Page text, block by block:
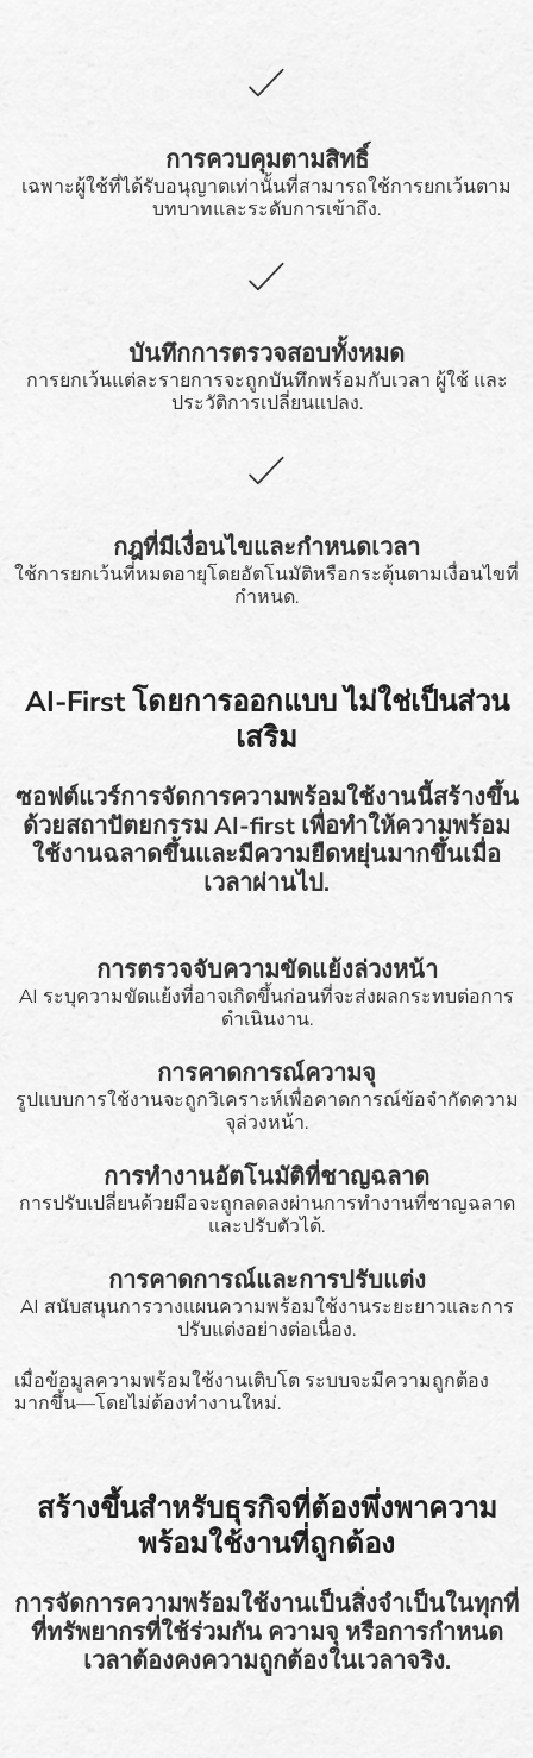
การควบคุมตามสิทธิ์
เฉพาะผู้ใช้ที่ได้รับอนุญาตเท่านั้นที่สามารถใช้การยกเว้นตาม
บทบาทและระดับการเข้าถึง.
บันทึกการตรวจสอบทั้งหมด
การยกเว้นแต่ละรายการจะถูกบันทึกพร้อมกับเวลา ผู้ใช้ และ
ประวัติการเปลี่ยนแปลง.
กฎที่มีเงื่อนไขและกำหนดเวลา
ใช้การยกเว้นที่หมดอายุโดยอัตโนมัติหรือกระตุ้นตามเงื่อนไขที่
กำหนด.
AI-First โดยการออกแบบ ไม่ใช่เป็นส่วน
เสริม
ซอฟต์แวร์การจัดการความพร้อมใช้งานนี้สร้างขึ้น
ด้วยสถาปัตยกรรม AI-first เพื่อทำให้ความพร้อม
ใช้งานฉลาดขึ้นและมีความยืดหยุ่นมากขึ้นเมื่อ
เวลาผ่านไป.
การตรวจจับความขัดแย้งล่วงหน้า
AI ระบุความขัดแย้งที่อาจเกิดขึ้นก่อนที่จะส่งผลกระทบต่อการ
ดำเนินงาน.
การคาดการณ์ความจุ
รูปแบบการใช้งานจะถูกวิเคราะห์เพื่อคาดการณ์ข้อจำกัดความ
จุล่วงหน้า.
การทำงานอัตโนมัติที่ชาญฉลาด
การปรับเปลี่ยนด้วยมือจะถูกลดลงผ่านการทำงานที่ชาญฉลาด
และปรับตัวได้.
การคาดการณ์และการปรับแต่ง
AI สนับสนุนการวางแผนความพร้อมใช้งานระยะยาวและการ
ปรับแต่งอย่างต่อเนื่อง.
เมื่อข้อมูลความพร้อมใช้งานเติบโต ระบบจะมีความถูกต้อง
มากขึ้น—โดยไม่ต้องทำงานใหม่.
สร้างขึ้นสำหรับธุรกิจที่ต้องพึ่งพาความ
พร้อมใช้งานที่ถูกต้อง
การจัดการความพร้อมใช้งานเป็นสิ่งจำเป็นในทุกที่
ที่ทรัพยากรที่ใช้ร่วมกัน ความจุ หรือการกำหนด
เวลาต้องคงความถูกต้องในเวลาจริง.